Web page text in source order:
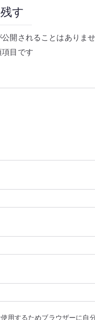
す
開されることはありませ
目です
用するためブラウザーに自